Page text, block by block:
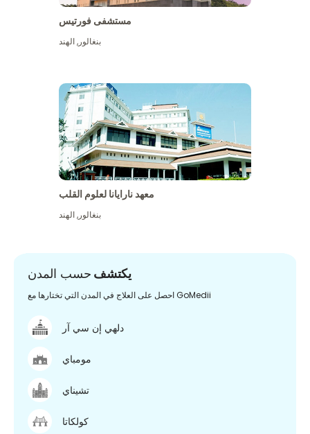
مستشفى فورتيس
بنغالور,الهند
معهد نارايانا لعلوم القلب
بنغالور,الهند
يكتشف حسب المدن
احصل على العلاج في المدن التي تختارها مع GoMedii
دلهي إن سي آر
مومباي
تشيناي
كولكاتا